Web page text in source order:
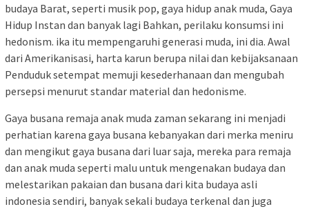
budaya Barat, seperti musik pop, gaya hidup anak muda, Gaya
Hidup Instan dan banyak lagi Bahkan, perilaku konsumsi ini
hedonism. ika itu mempengaruhi generasi muda, ini dia. Awal
dari Amerikanisasi, harta karun berupa nilai dan kebijaksanaan
Penduduk setempat memuji kesederhanaan dan mengubah
persepsi menurut standar material dan hedonisme.
Gaya busana remaja anak muda zaman sekarang ini menjadi
perhatian karena gaya busana kebanyakan dari merka meniru
dan mengikut gaya busana dari luar saja, mereka para remaja
dan anak muda seperti malu untuk mengenakan budaya dan
melestarikan pakaian dan busana dari kita budaya asli
indonesia sendiri, banyak sekali budaya terkenal dan juga